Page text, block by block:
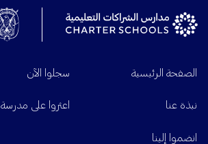
الصفحة الرئيسية سجلوا الآن
نبذة عنا اعثروا على مدرسة
انضموا إلينا